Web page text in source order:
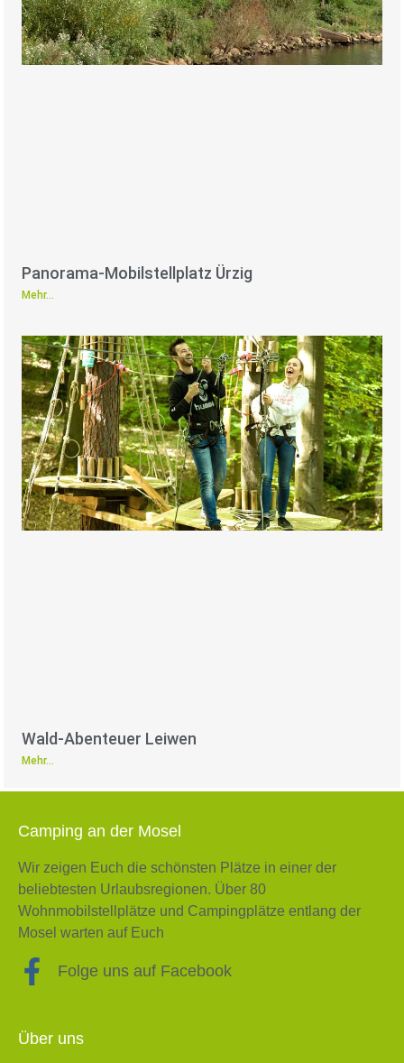
Panorama-Mobilstellplatz Ürzig
Mehr...
Wald-Abenteuer Leiwen
Mehr...
Camping an der Mosel
Wir zeigen Euch die schönsten Plätze in einer der
beliebtesten Urlaubsregionen. Über 80
Wohnmobilstellplätze und Campingplätze entlang der
Mosel warten auf Euch
Folge uns auf Facebook
Über uns